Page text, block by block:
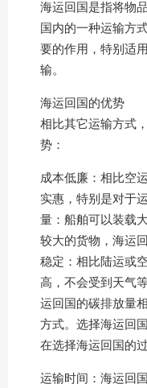
海运回国是指将物
国内的一种运输方
要的作用，特别适
输。
海运回国的优势
相比其它运输方式
势：
成本低廉：相比空
实惠，特别是对于
量：船舶可以装载
较大的货物，海运
稳定：相比陆运或
高，不会受到天气
运回国的碳排放量
方式。选择海运回
在选择海运回国的
运输时间：海运回